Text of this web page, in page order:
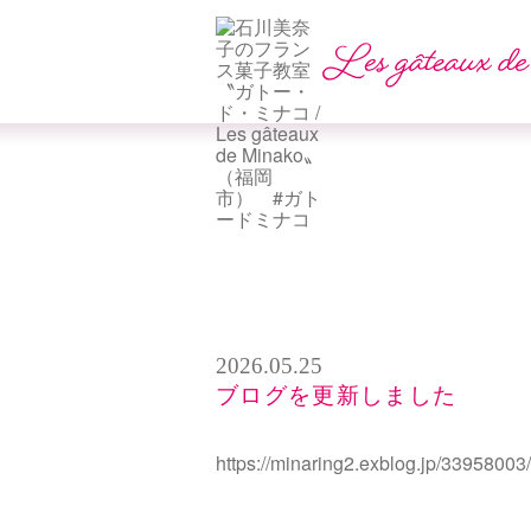
2026.05.25
ブログを更新しました
https://minaring2.exblog.jp/33958003/